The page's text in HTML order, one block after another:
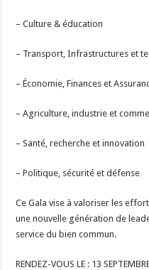
– Culture & éducation
– Transport, Infrastructures et
– Économie, Finances et
– Agriculture, industrie et
– Santé, recherche et innovation
– Politique, sécurité et défense
Ce Gala vise à valoriser les
une nouvelle génération de
service du bien commun.
RENDEZ-VOUS LE : 13